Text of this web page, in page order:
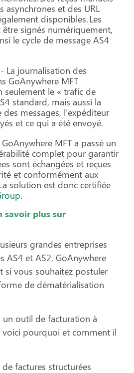
asynchrones et des URL
disponibles. Les
être signés numériquement,
le cycle de message AS4
La journalisation des
GoAnywhere MFT
seulement le « trafic de
standard, mais aussi la
des messages, l’expéditeur
et ce qui a été envoyé.
MFT a passé un
complet pour garantir
sont échangées et reçues
et conformément aux
solution est donc certifiée
.
savoir plus sur
grandes entreprises
AS4 et AS2, GoAnywhere
si vous souhaitez postuler
de dématérialisation
un outil de facturation à
pourquoi et comment il
de factures structurées